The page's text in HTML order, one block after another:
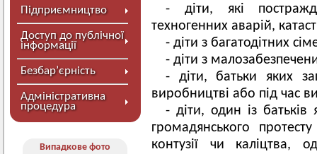
Підприємництво
Доступ до публічної
інформації
Безбар’єрність
Адміністративна
процедура
Випадкове фото
- діти, які
техногенних аварій,
- діти з багатодітних
- діти з
- діти, батьки яких
виробництві або під час
- діти, один із батьків
громадянського
контузії чи каліцтва,